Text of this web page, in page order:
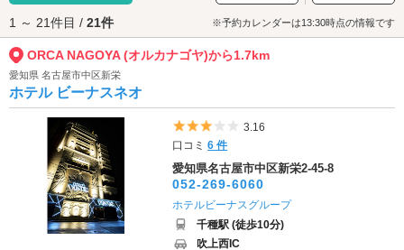
1 ～ 21件目 / 21件 ※予約カレンダーは13:30時点の情報です
ORCA NAGOYA (オルカナゴヤ)から1.7km
愛知県 名古屋市中区新栄
ホテル ビーナスネオ
5つ星のうち3
3.16
口コミ6 件
愛知県名古屋市中区新栄2-45-8
052-269-6060
ホテルビーナスグループ
千種駅 (徒歩10分)
吹上西IC